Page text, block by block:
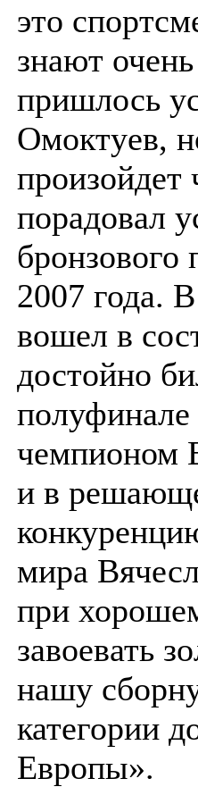
это
знают
пришлось
Омоктуев,
произойдет
порадовал
бронзового
2007 года.
вошел в
достойно
чемпионом
и в
мира
при
завоевать
нашу
категории
Европы».